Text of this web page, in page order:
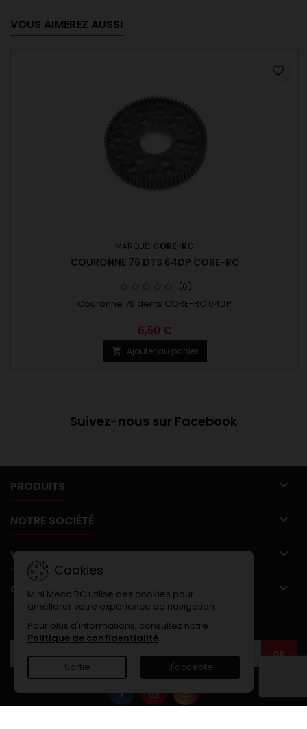
VOUS AIMEREZ AUSSI
MARQUE: CORE-RC
COURONNE 76 DTS 64DP CORE-RC
(0)
Couronne 76 dents CORE-RC 64DP
6,50 €
 Ajouter au panier
favorite_border
Suivez-nous sur Facebook
PRODUITS 
NOTRE SOCIÉTÉ 
VOTRE COMPTE 
CONTACT 
Cookies
Mini Meca RC utilise des cookies pour
améliorer votre expérience de navigation.
Pour plus d'informations, consultez notre
Politique de confidentialité.
Sortie J'accepte
LETTRE D'INFORMATIONS